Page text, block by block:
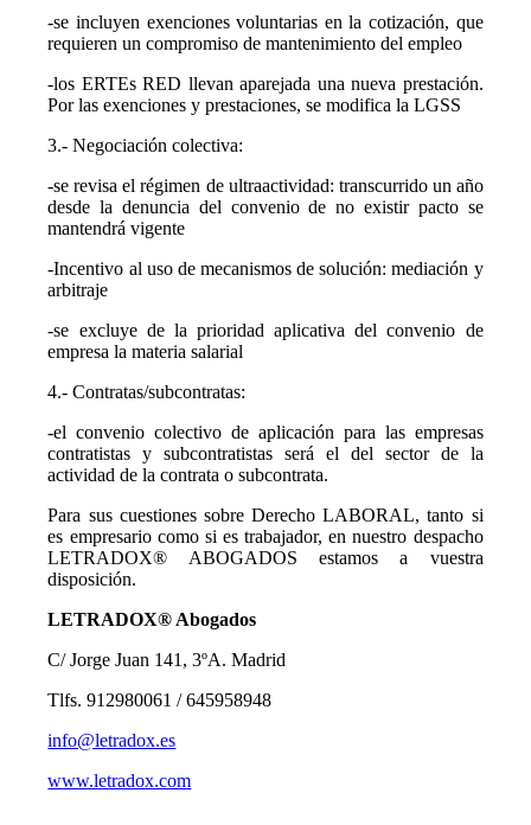
-se incluyen exenciones voluntarias en la cotización, que
requieren un compromiso de mantenimiento del empleo
-los ERTEs RED llevan aparejada una nueva prestación.
Por las exenciones y prestaciones, se modifica la LGSS
3.- Negociación colectiva:
-se revisa el régimen de ultraactividad: transcurrido un año
desde la denuncia del convenio de no existir pacto se
mantendrá vigente
-Incentivo al uso de mecanismos de solución: mediación y
arbitraje
-se excluye de la prioridad aplicativa del convenio de
empresa la materia salarial
4.- Contratas/subcontratas:
-el convenio colectivo de aplicación para las empresas
contratistas y subcontratistas será el del sector de la
actividad de la contrata o subcontrata.
Para sus cuestiones sobre Derecho LABORAL, tanto si
es empresario como si es trabajador, en nuestro despacho
LETRADOX® ABOGADOS estamos a vuestra
disposición.
LETRADOX® Abogados
C/ Jorge Juan 141, 3ºA. Madrid
Tlfs. 912980061 / 645958948
info@letradox.es
www.letradox.com